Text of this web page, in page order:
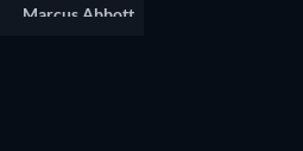
Marcus Abbott